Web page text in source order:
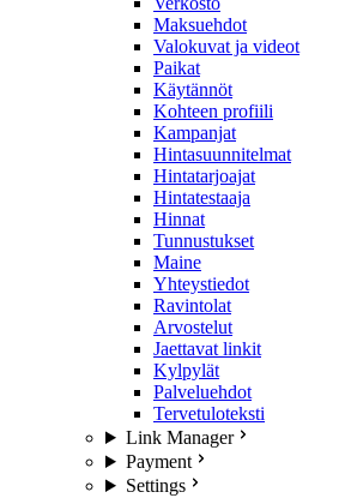
Maksuehdot
Valokuvat ja videot
Paikat
Käytännöt
Kohteen profiili
Kampanjat
Hintasuunnitelmat
Hintatarjoajat
Hintatestaaja
Hinnat
Tunnustukset
Maine
Yhteystiedot
Ravintolat
Arvostelut
Jaettavat linkit
Kylpylät
Palveluehdot
Tervetuloteksti
Link Manager
Payment
Settings